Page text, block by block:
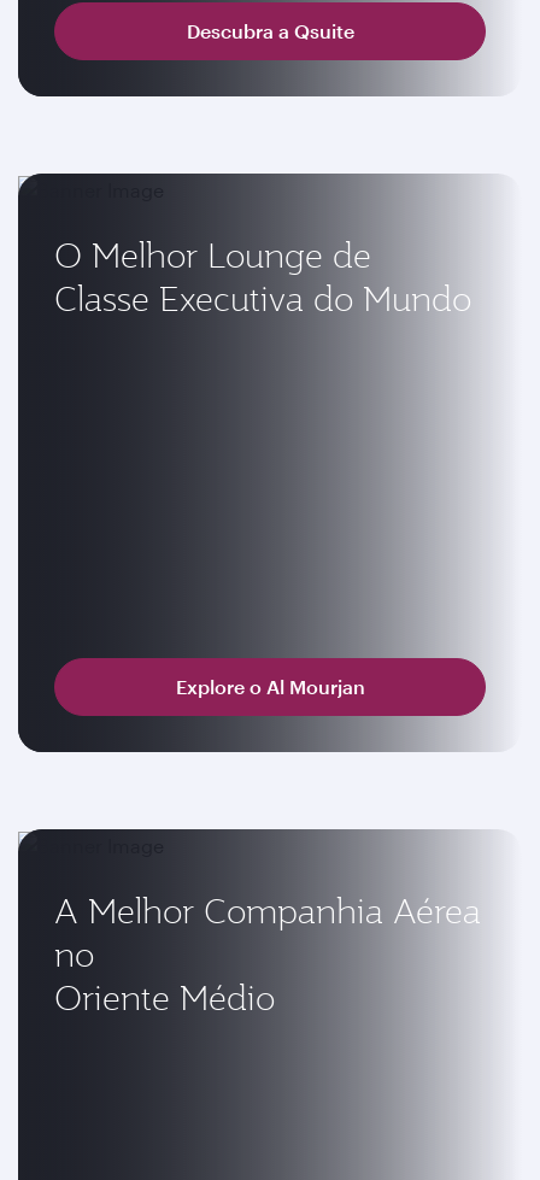
Descubra a Qsuite
O Melhor Lounge de
Classe Executiva do Mundo
Explore o Al Mourjan
A Melhor Companhia Aérea
no
Oriente Médio